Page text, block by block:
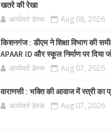
खतरे की रेखा
आर्यावर्त डेस्क Aug 08, 2026
किशनगंज : डीएम ने शिक्षा विभाग की
APAAR ID और स्कूल निर्माण पर दिया
आर्यावर्त डेस्क Aug 07, 2026
वाराणसी : भक्ति की आवाज में स्त्री का
आर्यावर्त डेस्क Aug 07, 2026